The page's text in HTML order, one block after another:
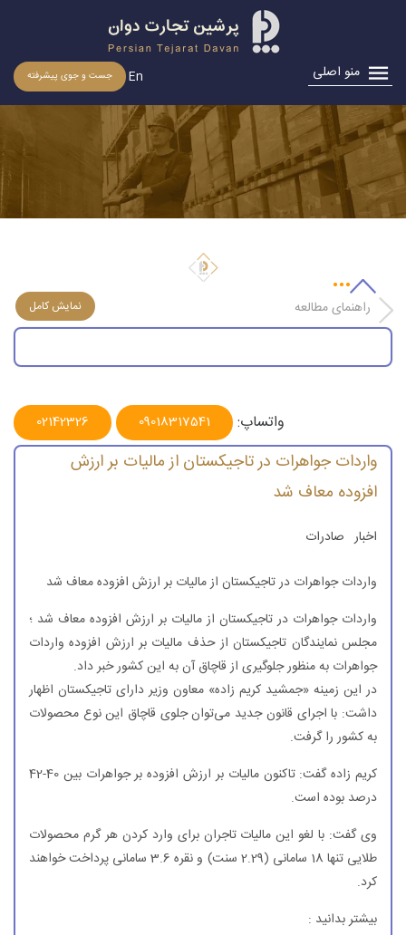
منو اصلی جست و جوی پیشرفته En
شد
راهنمای مطالعه
واتساپ: 09018317541
02142326
واردات جواهرات در تاجیكستان از مالیات بر ارزش
افزوده معاف شد
اخبار صادرات
واردات جواهرات در تاجیكستان از مالیات بر ارزش افزوده معاف شد
واردات جواهرات در تاجیكستان از مالیات بر ارزش افزوده معاف شد ؛
مجلس نمایندگان تاجیكستان از حذف مالیات بر ارزش افزوده واردات
جواهرات به منظور جلوگیری از قاچاق آن به این كشور خبر داد.
در این زمینه «جمشید كریم زاده» معاون وزیر دارای تاجیكستان اظهار
داشت: با اجرای قانون جدید می‌توان جلوی قاچاق این نوع محصولات
به كشور را گرفت.
كریم زاده گفت: تاكنون مالیات بر ارزش افزوده بر جواهرات بین 40-42
درصد بوده است.
وی گفت: با لغو این مالیات تاجران برای وارد كردن هر گرم محصولات
طلایی تنها 18 سامانی (2.29 سنت) و نقره 3.6 سامانی پرداخت خواهند
كرد.
بیشتر بدانید :